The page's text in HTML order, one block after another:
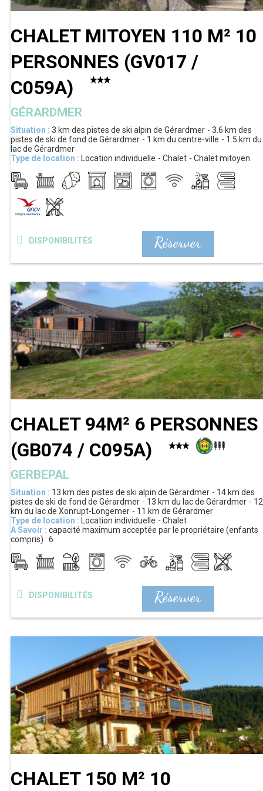
CHALET MITOYEN 110 M² 10
PERSONNES (GV017 /
C059A)
GÉRARDMER
Situation : 3 km des pistes de ski alpin de Gérardmer 3.6 km des
pistes de ski de fond de Gérardmer
1 km du centre-ville 1.5 km du
lac de Gérardmer
Type de location : Location individuelle Chalet Chalet mitoyen
Réserver
DISPONIBILITÉS
CHALET 94M² 6 PERSONNES
(GB074 / C095A)
GERBEPAL
Situation : 13 km des pistes de ski alpin de Gérardmer 14 km des
pistes de ski de fond de Gérardmer
13 km du lac de Gérardmer
12
km du lac de Xonrupt-Longemer 11 km de Gérardmer
Type de location : Location individuelle
Chalet
A Savoir : capacité maximum acceptée par le propriétaire (enfants
compris) : 6
Réserver
DISPONIBILITÉS
CHALET 150 M² 10